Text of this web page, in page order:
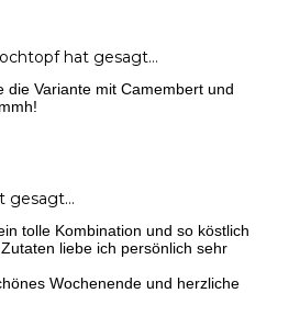
hat gesagt…
die Variante mit Camembert und
gesagt…
tolle Kombination und so köstlich
liebe ich persönlich sehr
Wochenende und herzliche